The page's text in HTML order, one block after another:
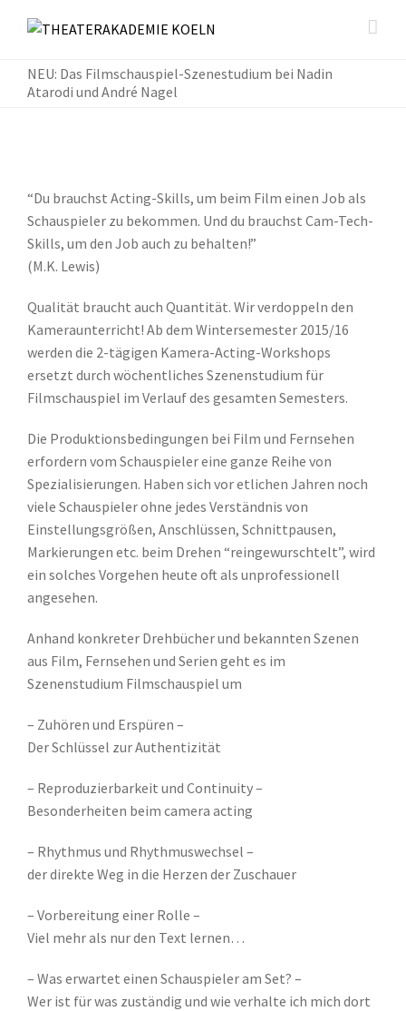
NEU: Das Filmschauspiel-Szenestudium bei Nadin
Atarodi und André Nagel
“Du brauchst Acting-Skills, um beim Film einen Job als
Schauspieler zu bekommen. Und du brauchst Cam-Tech-
Skills, um den Job auch zu behalten!”
(M.K. Lewis)
Qualität braucht auch Quantität. Wir verdoppeln den
Kameraunterricht! Ab dem Wintersemester 2015/16
werden die 2-tägigen Kamera-Acting-Workshops
ersetzt durch wöchentliches Szenenstudium für
Filmschauspiel im Verlauf des gesamten Semesters.
Die Produktionsbedingungen bei Film und Fernsehen
erfordern vom Schauspieler eine ganze Reihe von
Spezialisierungen. Haben sich vor etlichen Jahren noch
viele Schauspieler ohne jedes Verständnis von
Einstellungsgrößen, Anschlüssen, Schnittpausen,
Markierungen etc. beim Drehen “reingewurschtelt”, wird
ein solches Vorgehen heute oft als unprofessionell
angesehen.
Anhand konkreter Drehbücher und bekannten Szenen
aus Film, Fernsehen und Serien geht es im
Szenenstudium Filmschauspiel um
– Zuhören und Erspüren –
Der Schlüssel zur Authentizität
– Reproduzierbarkeit und Continuity –
Besonderheiten beim camera acting
– Rhythmus und Rhythmuswechsel –
der direkte Weg in die Herzen der Zuschauer
– Vorbereitung einer Rolle –
Viel mehr als nur den Text lernen…
– Was erwartet einen Schauspieler am Set? –
Wer ist für was zuständig und wie verhalte ich mich dort